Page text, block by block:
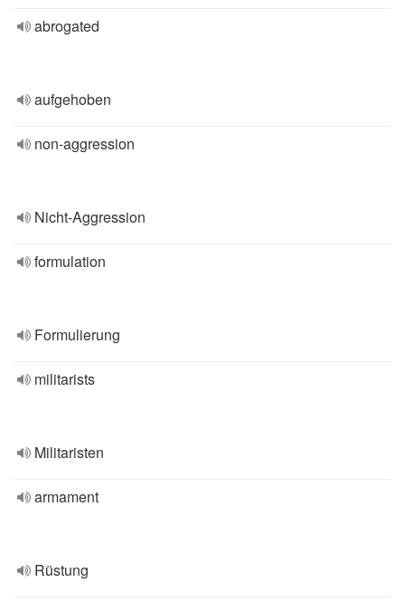
abrogated
aufgehoben
non-aggression
Nicht-Aggression
formulation
Formulierung
militarists
Militaristen
armament
Rüstung